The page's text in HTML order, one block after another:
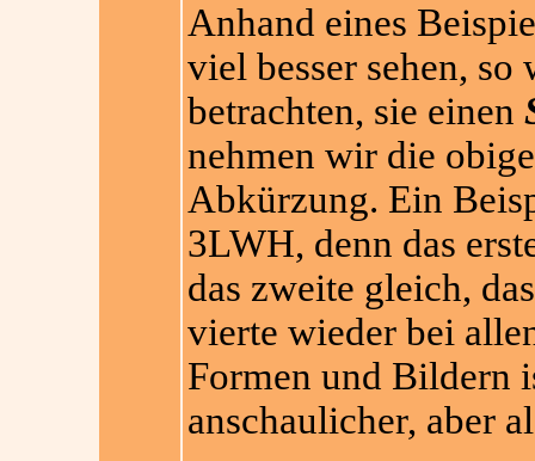
Anhand eines
viel besser sehen,
betrachten, sie einen
nehmen wir die
Abkürzung. Ein
3LWH, denn das
das zweite gleich,
vierte wieder bei
Formen und Bildern
anschaulicher, aber